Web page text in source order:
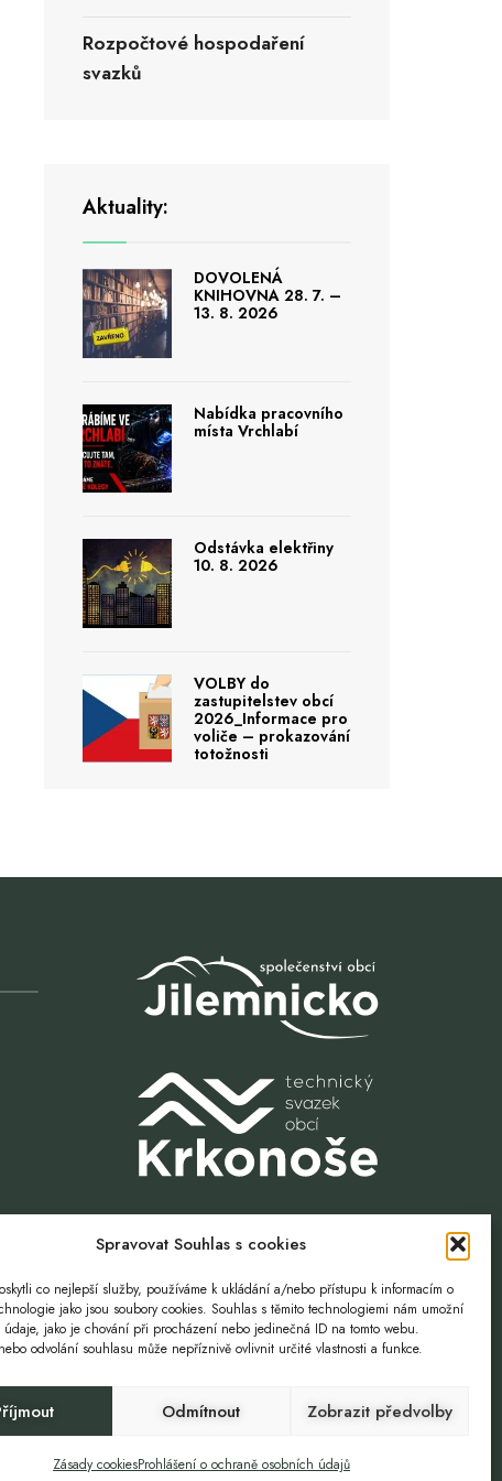
Spravovat Souhlas s cookies
co nejlepší služby, používáme k ukládání a/nebo přístupu k informacím o
jako jsou soubory cookies. Souhlas s těmito technologiemi nám umožní
údaje, jako je chování při procházení nebo jedinečná ID na tomto webu.
odvolání souhlasu může nepříznivě ovlivnit určité vlastnosti a funkce.
Odmítnout Zobrazit předvolby
Zásady cookiesProhlášení o ochraně osobních údajů
Rozpočtové hospodaření
svazků
Aktuality:
DOVOLENÁ
KNIHOVNA 28. 7. –
13. 8. 2026
Nabídka pracovního
místa Vrchlabí
Odstávka elektřiny
10. 8. 2026
VOLBY do
zastupitelstev obcí
2026_Informace pro
voliče – prokazování
totožnosti
Příležitost.